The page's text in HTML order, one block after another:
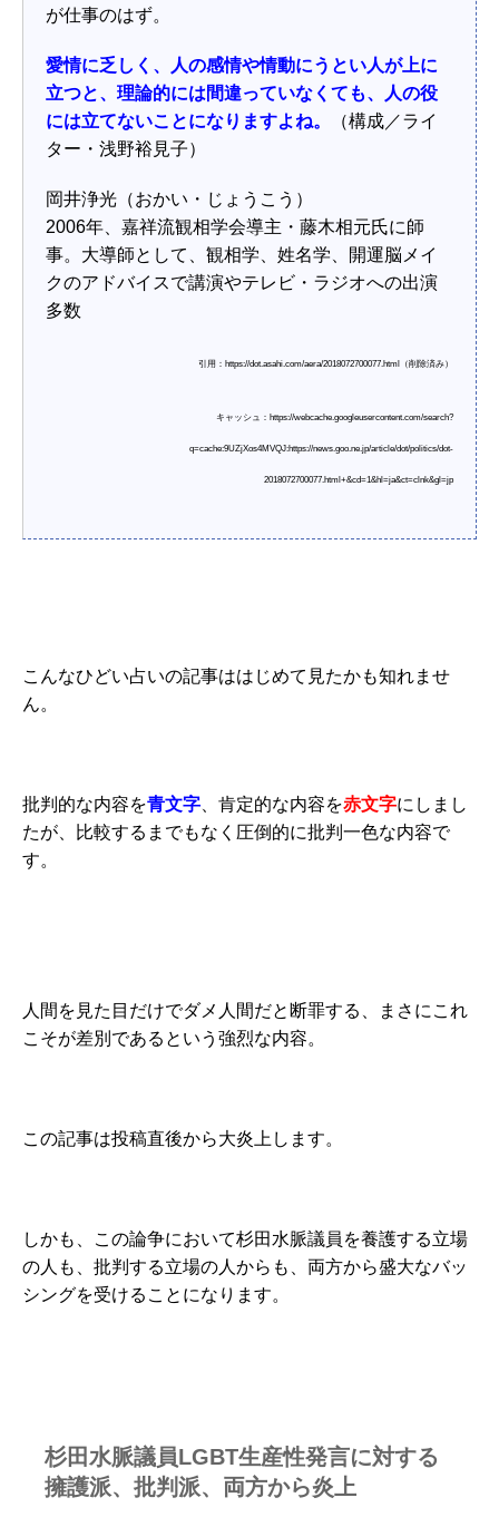
が仕事のはず。
愛情に乏しく、人の感情や情動にうとい人が上に
立つと、理論的には間違っていなくても、人の役
には立てないことになりますよね。
（構成／ライ
ター・浅野裕見子）
岡井浄光（おかい・じょうこう）
2006年、嘉祥流観相学会導主・藤木相元氏に師
事。大導師として、観相学、姓名学、開運脳メイ
クのアドバイスで講演やテレビ・ラジオへの出演
多数
引用：https://dot.asahi.com/aera/2018072700077.html（削除済み）
キャッシュ：https://webcache.googleusercontent.com/search?
q=cache:9UZjXos4MVQJ:https://news.goo.ne.jp/article/dot/politics/dot-
2018072700077.html+&cd=1&hl=ja&ct=clnk&gl=jp
こんなひどい占いの記事ははじめて見たかも知れませ
ん。
批判的な内容を青文字、肯定的な内容を赤文字にしまし
たが、比較するまでもなく圧倒的に批判一色な内容で
す。
人間を見た目だけでダメ人間だと断罪する、まさにこれ
こそが差別であるという強烈な内容。
この記事は投稿直後から大炎上します。
しかも、この論争において杉田水脈議員を養護する立場
の人も、批判する立場の人からも、両方から盛大なバッ
シングを受けることになります。
杉田水脈議員LGBT生産性発言に対する
擁護派、批判派、両方から炎上